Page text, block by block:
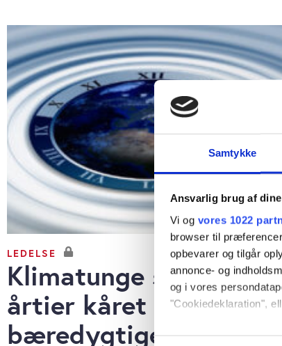
Samtykke
Ansvarlig brug af
Vi og vores 1022
browser til
opbevarer og tilgår
annonce- og
og i vores
"Cookiedeklaration",
Hvis du tillader det, vil
LEDELSE
Klimatunge selskaber
årtier kåret som
bæredygtige